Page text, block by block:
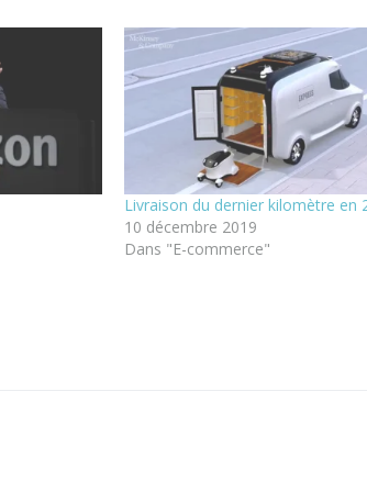
Livraison du dernier kilomètre en
10 décembre 2019
Dans "E-commerce"